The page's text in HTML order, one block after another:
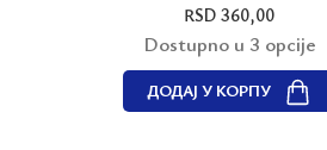
RSD 360,00
Dostupno u 3 opcije
ДОДАЈ У КОРПУ